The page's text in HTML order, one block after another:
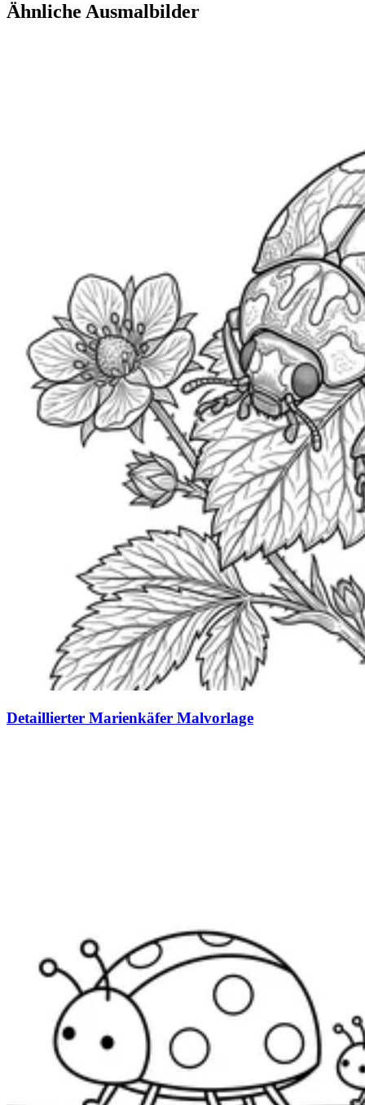
Ähnliche Ausmalbilder
Detaillierter Marienkäfer Malvorlage